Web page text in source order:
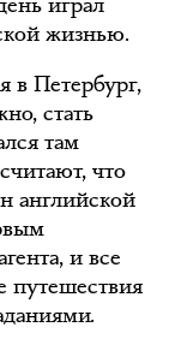
жизнью.
в Петербург,
стать
там
что
английской
и все
путешествия